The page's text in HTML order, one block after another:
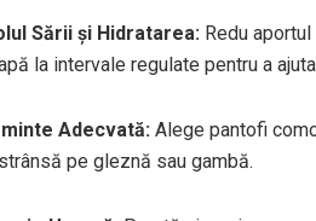
Sării și Hidratarea: Redu
la intervale regulate pentru a
Adecvată: Alege pantofi
pe gleznă sau gambă.